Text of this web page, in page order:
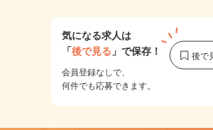
気になる求人は
「後で見る 」で保存！
会員登録なしで、
何件でも応募できます。